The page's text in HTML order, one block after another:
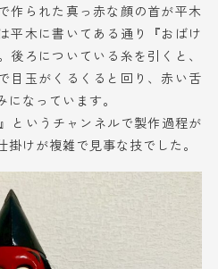
作られた真っ赤な顔の首が平木
平木に書いてある通り『おばけ
後ろについている糸を引くと、
目玉がくるくると回り、赤い舌
なっています。
というチャンネルで製作過程が
けが複雑で見事な技でした。